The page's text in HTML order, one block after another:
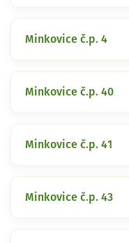
Minkovice č.p. 4
Minkovice č.p. 40
Minkovice č.p. 41
Minkovice č.p. 43